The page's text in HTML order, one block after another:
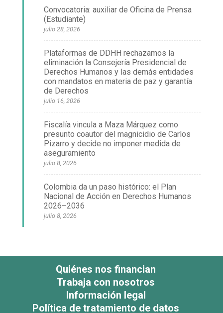
Convocatoria: auxiliar de Oficina de Prensa
(Estudiante)
julio 28, 2026
Plataformas de DDHH rechazamos la
eliminación la Consejería Presidencial de
Derechos Humanos y las demás entidades
con mandatos en materia de paz y garantía
de Derechos
julio 16, 2026
Fiscalía vincula a Maza Márquez como
presunto coautor del magnicidio de Carlos
Pizarro y decide no imponer medida de
aseguramiento
julio 8, 2026
Colombia da un paso histórico: el Plan
Nacional de Acción en Derechos Humanos
2026–2036
julio 8, 2026
Quiénes nos financian
Trabaja con nosotros
Información legal
Política de tratamiento de datos